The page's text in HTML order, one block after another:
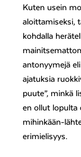
Kuten usein
aloittamiseksi,
kohdalla
antonyymejä
ajatuksia
puute”, minkä
en ollut lopulta
mihinkään-
erimielisyys.